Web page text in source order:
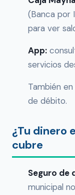
(Banca por
para ver
App:
servicios
También
de débito.
¿Tu dinero
cubre
Seguro de
municipal